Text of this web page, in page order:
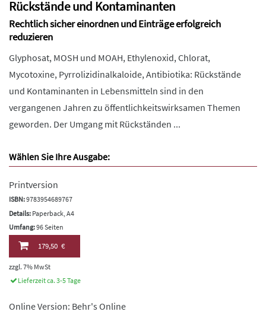
Rückstände und Kontaminanten
Rechtlich sicher einordnen und Einträge erfolgreich
reduzieren
Glyphosat, MOSH und MOAH, Ethylenoxid, Chlorat,
Mycotoxine, Pyrrolizidinalkaloide, Antibiotika: Rückstände
und Kontaminanten in Lebensmitteln sind in den
vergangenen Jahren zu öffentlichkeitswirksamen Themen
geworden. Der Umgang mit Rückständen ...
Wählen Sie Ihre Ausgabe:
Printversion
ISBN:9783954689767
Details: Paperback, A4
Umfang:96 Seiten
179,50 €
zzgl. 7% MwSt
Lieferzeit ca. 3-5 Tage
Online Version: Behr's Online